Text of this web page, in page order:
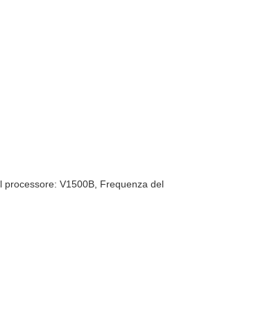
processore: V1500B, Frequenza del